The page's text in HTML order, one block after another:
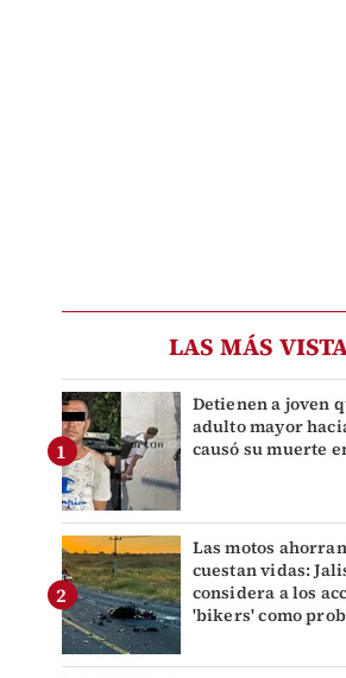
LAS MÁS
Detienen a joven
adulto mayor
causó su muerte
Las motos
cuestan vidas:
considera a los
'bikers' como